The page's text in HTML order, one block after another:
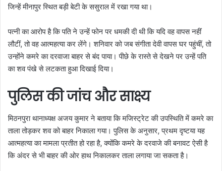
जिन्हें मीनापुर स्थित बड़ी बेटी के ससुराल में रखा गया था।
पत्नी का आरोप है कि पति ने उन्हें फोन पर धमकी दी थी कि यदि वह वापस नहीं
लौटीं, तो वह आत्महत्या कर लेंगे। शनिवार को जब संगीता देवी वापस घर पहुंचीं, तो
उन्होंने कमरे का दरवाजा बाहर से बंद पाया। पीछे के रास्ते से देखने पर उन्हें पति
का शव पंखे से लटकता हुआ दिखाई दिया।
पुलिस की जांच और साक्ष्य
मिठनपुरा थानाध्यक्ष अजय कुमार ने बताया कि मजिस्ट्रेट की उपस्थिति में कमरे का
ताला तोड़कर शव को बाहर निकाला गया। पुलिस के अनुसार, प्रथम दृष्टया यह
आत्महत्या का मामला प्रतीत हो रहा है, क्योंकि कमरे के दरवाजे की बनावट ऐसी है
कि अंदर से भी बाहर की ओर हाथ निकालकर ताला लगाया जा सकता है।